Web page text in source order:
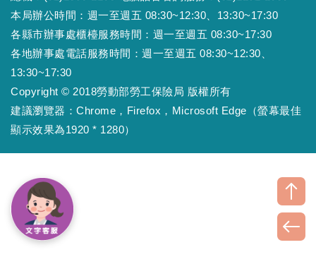
本局辦公時間：週一至週五 08:30~12:30、13:30~17:30
各縣市辦事處櫃檯服務時間：週一至週五 08:30~17:30
各地辦事處電話服務時間：週一至週五 08:30~12:30、
13:30~17:30
Copyright © 2018勞動部勞工保險局 版權所有
建議瀏覽器：Chrome，Firefox，Microsoft Edge（螢幕最佳
顯示效果為1920 * 1280）